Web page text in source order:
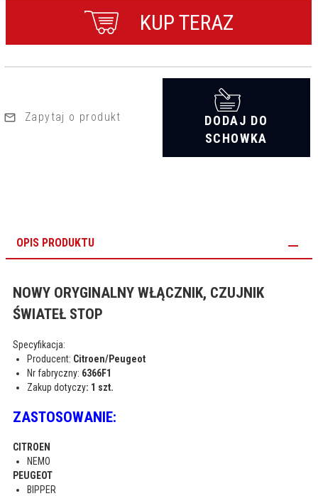
KUP TERAZ
Zapytaj o produkt
DODAJ DO
SCHOWKA
OPIS PRODUKTU
NOWY ORYGINALNY WŁĄCZNIK, CZUJNIK
ŚWIATEŁ STOP
Specyfikacja:
Producent: Citroen/Peugeot
Nr fabryczny: 6366F1
Zakup dotyczy: 1 szt.
ZASTOSOWANIE:
CITROEN
NEMO
PEUGEOT
BIPPER